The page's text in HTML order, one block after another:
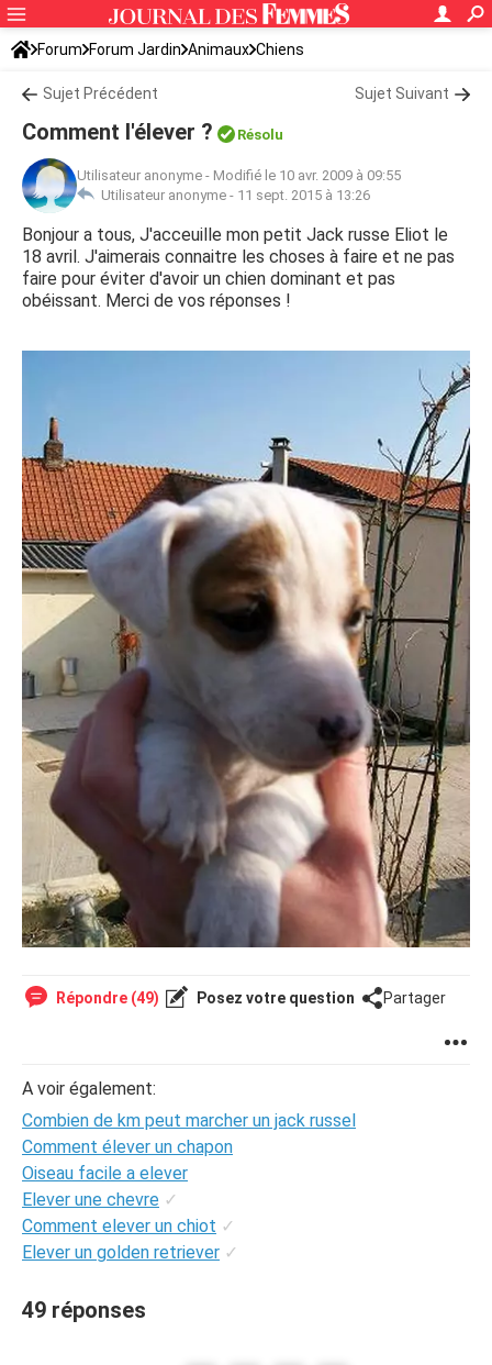
Forum Forum Jardin Animaux Chiens
Sujet Précédent Sujet Suivant
Comment l'élever ? Résolu
Utilisateur anonyme - Modifié le 10 avr. 2009 à 09:55
Utilisateur anonyme - 11 sept. 2015 à 13:26
Bonjour a tous, J'acceuille mon petit Jack russe Eliot le
18 avril. J'aimerais connaitre les choses à faire et ne pas
faire pour éviter d'avoir un chien dominant et pas
obéissant. Merci de vos réponses !
Répondre (49) Posez votre question Partager
A voir également:
Combien de km peut marcher un jack russel
Comment élever un chapon
Oiseau facile a elever
Elever une chevre ✓
Comment elever un chiot ✓
Elever un golden retriever ✓
49 réponses